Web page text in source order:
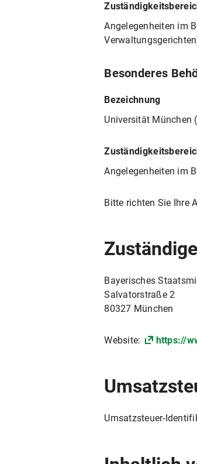
Angelegenheiten im
Besonderes
Bezeichnung
Universität München
Angelegenheiten im
Bitte richten Sie Ihre
Bayerisches
Salvatorstraße 2
80327 München
Website: https://
Umsatzsteuer-